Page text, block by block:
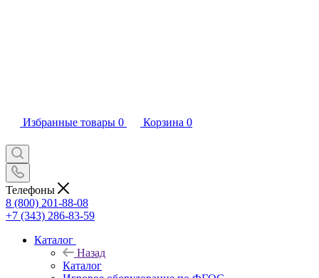
Избранные товары 0 Корзина 0
Телефоны
8 (800) 201-88-08
+7 (343) 286-83-59
Каталог
Назад
Каталог